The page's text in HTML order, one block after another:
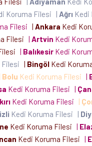
Koruma Filesi | Ağrı Kedi
Filesi | Ankara Kedi
Filesi | Artvin Kedi
| Balıkesir Kedi
Filesi | Bingöl Kedi
Bolu Kedi Koruma Filesi |
Kedi Koruma Filesi |
Kedi Koruma Filesi |
Kedi Koruma Filesi |
Kedi Koruma Filesi |
Kedi Koruma Filesi |